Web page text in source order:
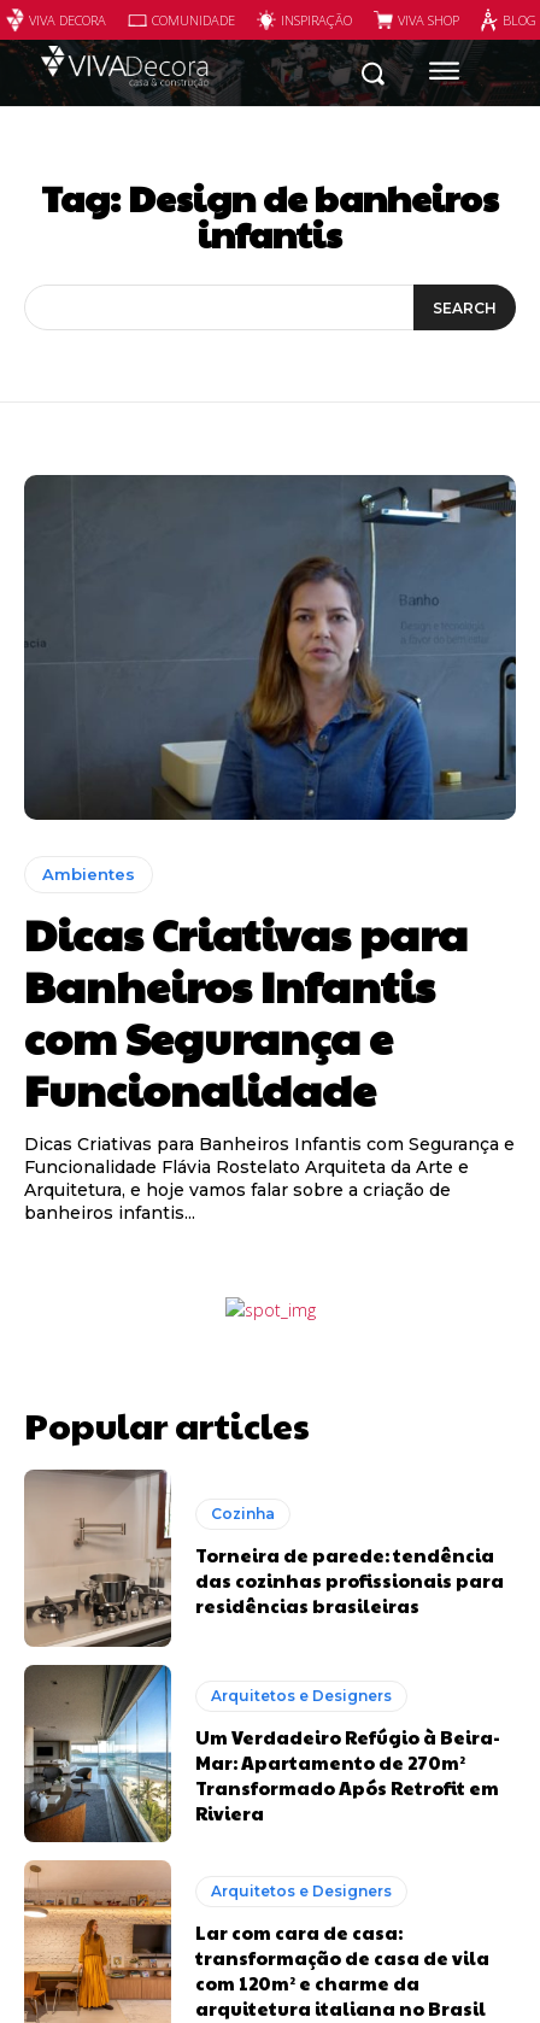
VIVA DECORA COMUNIDADE INSPIRAÇÃO VIVA SHOP
Tag:Design de banheiros
infantis
SEARCH
Ambientes
Dicas Criativas para
Banheiros Infantis
com Segurança e
Funcionalidade
Dicas Criativas para Banheiros Infantis com Segurança e
Funcionalidade Flávia Rostelato Arquiteta da Arte e
Arquitetura, e hoje vamos falar sobre a criação de
banheiros infantis...
Popular articles
Cozinha
Torneira de parede: tendência
das cozinhas profissionais para
residências brasileiras
Arquitetos e Designers
Um Verdadeiro Refúgio à Beira-
Mar: Apartamento de 270m²
Transformado Após Retrofit em
Riviera
Arquitetos e Designers
Lar com cara de casa:
transformação de casa de vila
com 120m² e charme da
arquitetura italiana no Brasil